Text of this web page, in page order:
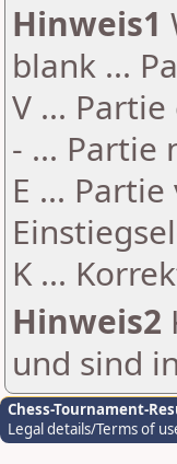
Hinweis1
blank ...
V ...
- ... Partie
E ...
K ...
Hinweis2
und sind
Chess-Tournament-
Legal details/Terms of